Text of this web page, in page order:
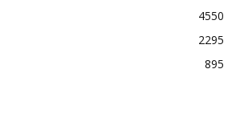
4550
2295
895